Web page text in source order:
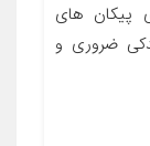
پیکان های
ضروری و